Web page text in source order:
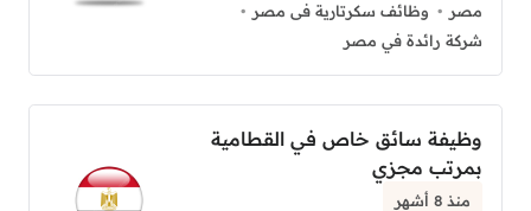
مصر
وظائف سكرتارية فى مصر
شركة رائدة في مصر
وظيفة سائق خاص في القطامية
بمرتب مجزي
منذ 8 أشهر